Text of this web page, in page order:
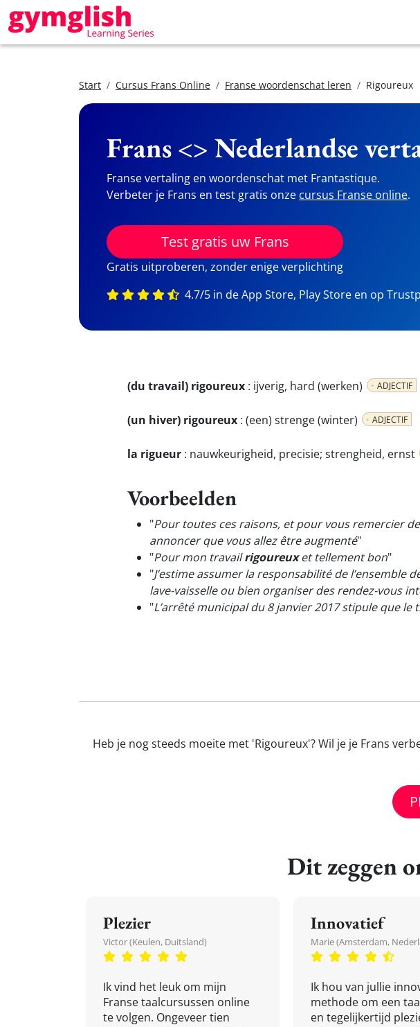
Start Cursus Frans Online Franse woordenschat leren Rigoureux
Frans <> Nederlandse
Franse vertaling en woordenschat met Frantastique.
Verbeter je Frans en test gratis onze cursus Franse online.
Test gratis uw Frans
Gratis uitproberen, zonder enige verplichting
4.7/5 in de App Store, Play Store en op
(du travail) rigoureux : ijverig, hard (werken) ADJECTIF
(un hiver) rigoureux : (een) strenge (winter) ADJECTIF
la rigueur : nauwkeurigheid, precisie; strengheid, ernst
Voorbeelden
"Pour toutes ces raisons, et pour vous remercier
annoncer que vous allez être augmenté"
"Pour mon travailrigoureuxet tellement bon"
"J’estime assumer la responsabilité de l’ensemble
lave-vaisselle ou bien organiser des rendez-vous
"L’arrêté municipal du 8 janvier 2017 stipule que
Heb je nog steeds moeite met 'Rigoureux'? Wil je je Frans
Dit zeggen
Plezier
Victor (Keulen, Duitsland)
Ik vind het leuk om mijn
Franse taalcursussen online
te volgen. Ongeveer tien
Innovatief
Marie (Amsterdam,
Ik hou van jullie
methode om een
en tegelijkertijd